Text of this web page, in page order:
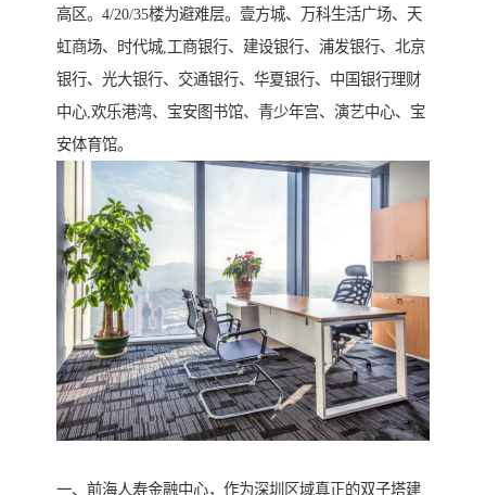
高区。4/20/35楼为避难层。壹方城、万科生活广场、天
虹商场、时代城,工商银行、建设银行、浦发银行、北京
银行、光大银行、交通银行、华夏银行、中国银行理财
中心,欢乐港湾、宝安图书馆、青少年宫、演艺中心、宝
安体育馆。
一、前海人寿金融中心，作为深圳区域真正的双子塔建